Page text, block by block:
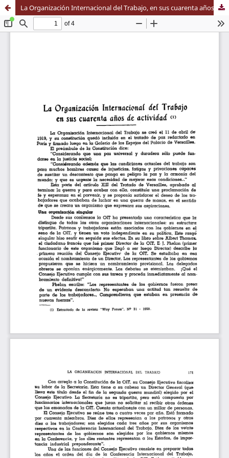
La Organización Internacional del Trabajo, en sus cuarenta años de actividad